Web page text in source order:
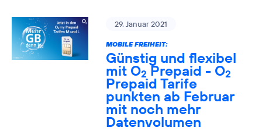
29. Januar 2021
MOBILE FREIHEIT:
Günstig und flexibel
mit O2 Prepaid - O2
Prepaid Tarife
punkten ab Februar
mit noch mehr
Datenvolumen